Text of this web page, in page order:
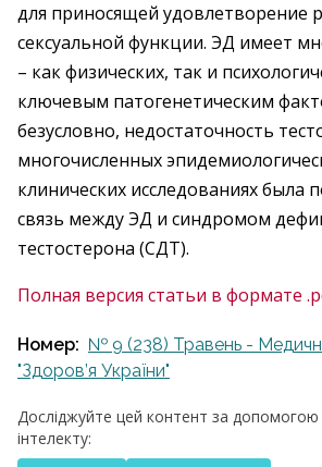
для приносящей удовлетворение
сексуальной функции. ЭД имеет
– как физических, так и
ключевым патогенетическим
безусловно, недостаточность
многочисленных
клинических исследованиях была
связь между ЭД и синдромом
тестостерона (СДТ).
Полная версия статьи в формате
Номер: № 9 (238) Травень -
"Здоров’я України"
Досліджуйте цей контент за
інтелекту: